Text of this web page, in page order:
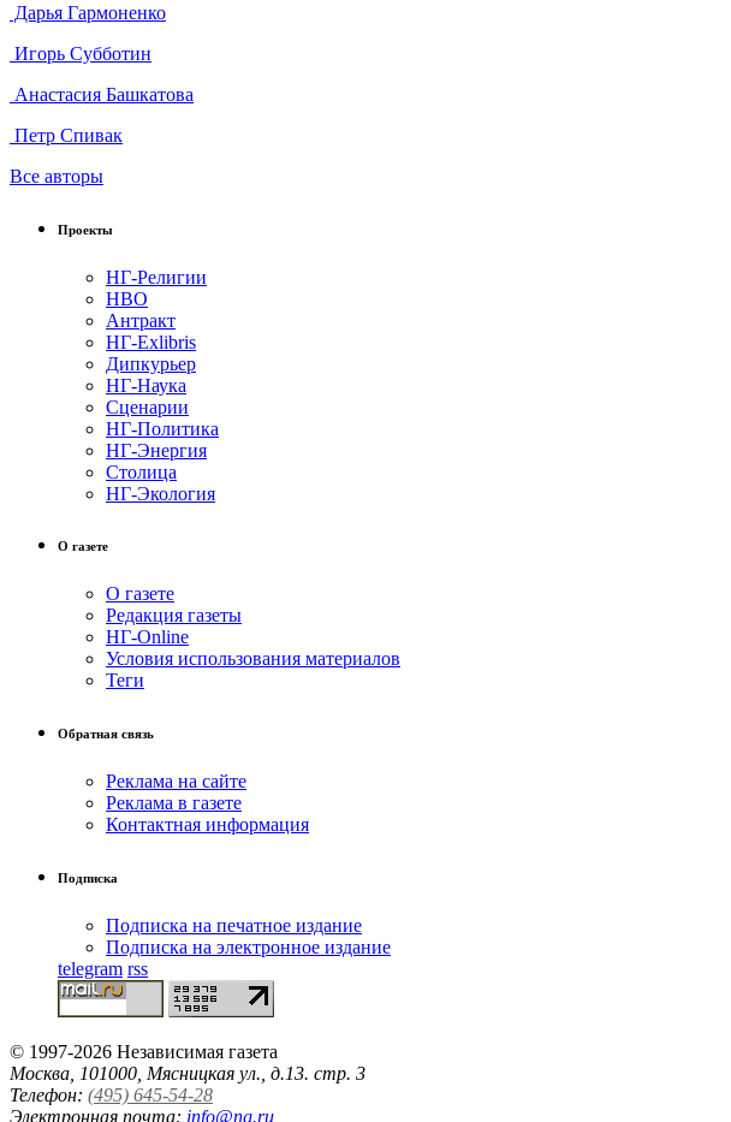
Дарья Гармоненко
Игорь Субботин
Анастасия Башкатова
Петр Спивак
Все авторы
Проекты
НГ-Религии
НВО
Антракт
НГ-Exlibris
Дипкурьер
НГ-Наука
Сценарии
НГ-Политика
НГ-Энергия
Столица
НГ-Экология
О газете
О газете
Редакция газеты
НГ-Online
Условия использования материалов
Теги
Обратная связь
Реклама на сайте
Реклама в газете
Контактная информация
Подписка
Подписка на печатное издание
Подписка на электронное издание
telegram rss
© 1997-2026 Независимая газета
Москва, 101000, Мясницкая ул., д.13. стр. 3
Телефон: (495) 645-54-28
Электронная почта: info@ng.ru